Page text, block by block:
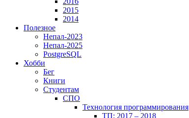
2015
2014
Полезное
Непал-2023
Непал-2025
PostgreSQL
Хобби
Бег
Книги
Студентам
СПО
Технология программирования
ТП: 2017 – 2018